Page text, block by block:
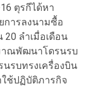
ตุรกีได้หา
การลงนามซื้อ
20 ลำเมื่อเดือน
าณพัฒนาโดรนรบ
นรบทรงเครื่องบิน
ใช้ปฏิบัติภารกิจ